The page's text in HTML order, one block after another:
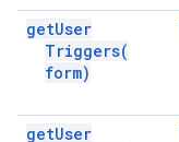
getUser
Triggers(
form)
getUser